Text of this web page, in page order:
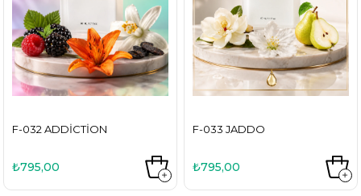
F-032 ADDICTION
₺795,00
F-033 JADDO
₺795,00